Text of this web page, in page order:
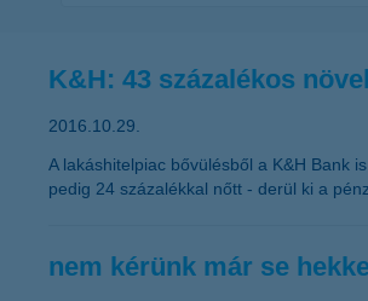
K&H: 43 százalékos
2016.10.29.
A lakáshitelpiac bővülésből a K&H Bank
pedig 24 százalékkal nőtt - derül ki a
nem kérünk már se